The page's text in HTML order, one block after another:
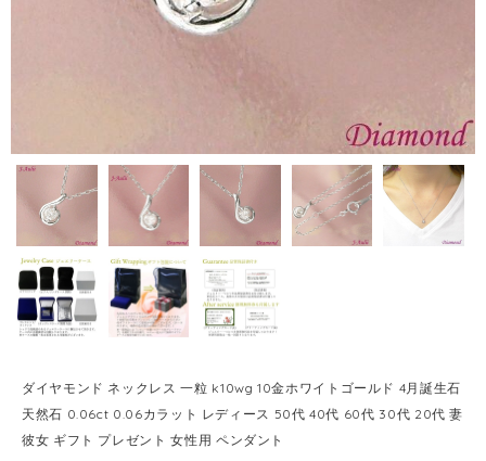
ダイヤモンド ネックレス 一粒 k10wg 10金ホワイトゴールド 4月誕生石
天然石 0.06ct 0.06カラット レディース 50代 40代 60代 30代 20代 妻
彼女 ギフト プレゼント 女性用 ペンダント